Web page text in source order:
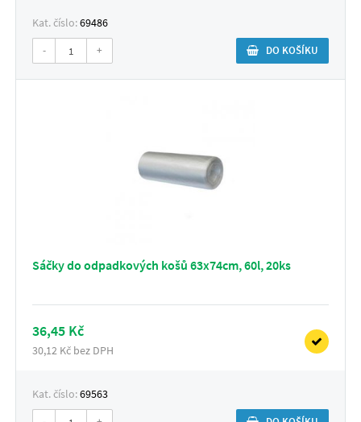
Kat. číslo:69486
- + DO KOŠÍKU
Sáčky do odpadkových košů 63x74cm, 60l, 20ks
36,45 Kč
30,12 Kč bez DPH
Kat. číslo:69563